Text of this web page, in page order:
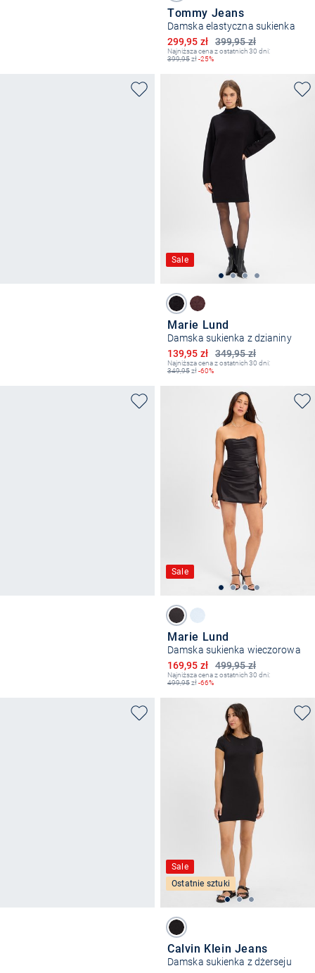
Tommy Jeans
Damska elastyczna sukienka
399,95 zł
Obniżona cena
299,95 zł
Najniższa cena z ostatnich 30 dni:
399,95zł-25%
Sale
Marie Lund
Damska sukienka z dzianiny
349,95 zł
Obniżona cena
139,95 zł
Najniższa cena z ostatnich 30 dni:
349,95zł-60%
Sale
Marie Lund
Damska sukienka wieczorowa
499,95 zł
Obniżona cena
169,95 zł
Najniższa cena z ostatnich 30 dni:
499,95zł-66%
Sale
Ostatnie sztuki
Calvin Klein Jeans
Damska sukienka z dżerseju